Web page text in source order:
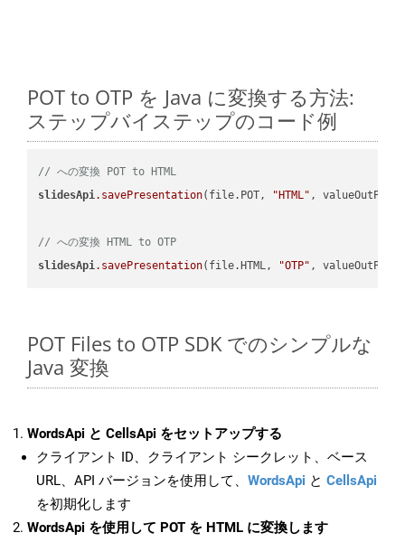
POT to OTP を Java に変換する方法:
ステップバイステップのコード例
// への変換 POT to HTML
slidesApi.savePresentation(file.POT, "HTML" ,
// への変換 HTML to OTP
slidesApi.savePresentation(file.HTML, "OTP"
POT Files to OTP SDK でのシンプルな
Java 変換
WordsApi と CellsApi をセットアップする
クライアント ID、クライアント シークレット、ベース
URL、API バージョンを使用して、 WordsApi と CellsApi
を初期化します
WordsApi を使用して POT を HTML に変換します